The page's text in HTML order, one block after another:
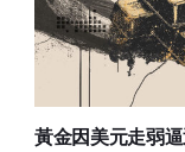
黃金因美元走弱